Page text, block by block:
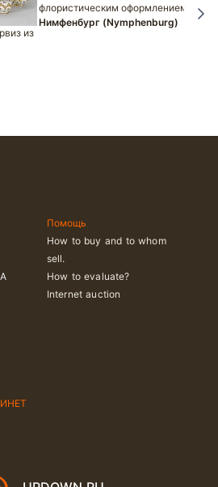
из
флористическим оформлением
Нимфенбург (Nymphenburg)
Помощь
How to buy and to whom
sell.
How to evaluate?
Internet auction